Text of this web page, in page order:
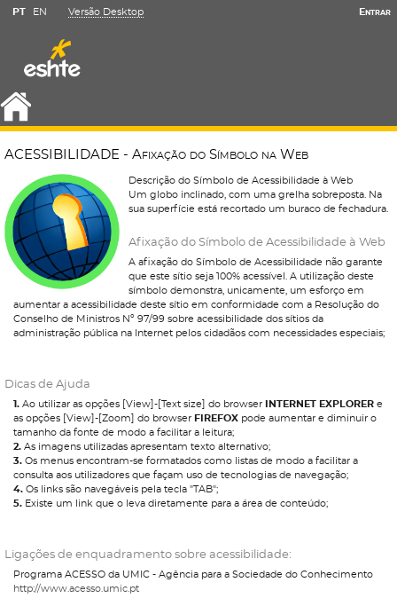
PT EN Versão Desktop Entrar
AC ESS B L DADE - Afixação do Símbolo na Web
Descrição do Símbolo de Acessibilidade à Web
Um globo inclinado, com uma grelha sobreposta. Na
sua superfície está recortado um buraco de fechadura.
Afixação do Símbolo de Acessibilidade à Web
A afixação do Símbolo de Acessibilidade não garante
que este sítio seja 100% acessível. A utilização deste
símbolo demonstra, unicamente, um esforço em
aumentar a acessibilidade deste sítio em conformidade com a Resolução do
Conselho de Ministros Nº 97/99 sobre acessibilidade dos sítios da
administração pública na Internet pelos cidadãos com necessidades especiais;
Dicas de Ajuda
1. Ao utilizar as opções [View]-[Text size] do browser INTERNET EXPLORER e
as opções [View]-[Zoom] do browser FIREFOX pode aumentar e diminuir o
tamanho da fonte de modo a facilitar a leitura;
2. As imagens utilizadas apresentam texto alternativo;
3. Os menus encontram-se formatados como listas de modo a facilitar a
consulta aos utilizadores que façam uso de tecnologias de navegação;
4. Os links são navegáveis pela tecla "TAB";
5. Existe um link que o leva diretamente para a área de conteúdo;
Ligações de enquadramento sobre acessibilidade:
Programa ACESSO da UMIC - Agência para a Sociedade do Conhecimento
http://www.acesso.umic.pt